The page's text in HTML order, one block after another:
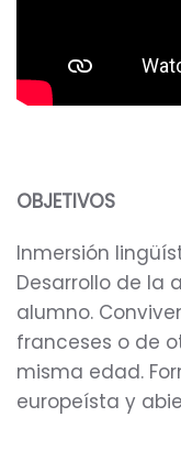
OBJETIVOS
Inmersión
Desarrollo de la
alumno.
franceses o de
misma edad.
europeísta y